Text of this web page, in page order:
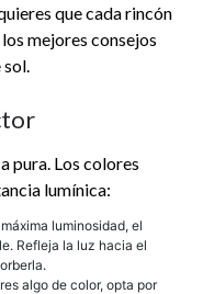
que cada rincón
mejores consejos
pura. Los colores
lumínica:
luminosidad, el
Refleja la luz hacia el
algo de color, opta por